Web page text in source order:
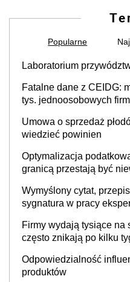
Popularne
Laboratorium
Fatalne dane z CEIDG:
tys. jednoosobowych
Umowa o sprzedaż
wiedzieć powinien
Optymalizacja
granicą przestają być
Wymyślony cytat,
sygnatura w pracy
Firmy wydają tysiące na
często znikają po kilku
Odpowiedzialność
produktów